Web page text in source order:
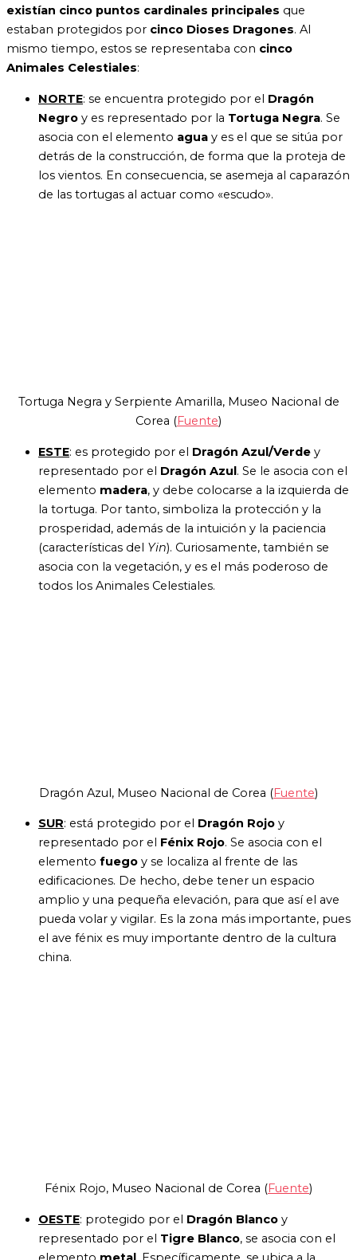
existían cinco puntos cardinales principales que
estaban protegidos por cinco Dioses Dragones. Al
mismo tiempo, estos se representaba con cinco
Animales Celestiales:
NORTE: se encuentra protegido por el Dragón
Negro y es representado por la Tortuga Negra. Se
asocia con el elemento agua y es el que se sitúa por
detrás de la construcción, de forma que la proteja de
los vientos. En consecuencia, se asemeja al caparazón
de las tortugas al actuar como «escudo».
Tortuga Negra y Serpiente Amarilla, Museo Nacional de
Corea (Fuente)
ESTE: es protegido por el Dragón Azul/Verde y
representado por el Dragón Azul. Se le asocia con el
elemento madera, y debe colocarse a la izquierda de
la tortuga. Por tanto, simboliza la protección y la
prosperidad, además de la intuición y la paciencia
(características del Yin). Curiosamente, también se
asocia con la vegetación, y es el más poderoso de
todos los Animales Celestiales.
Dragón Azul, Museo Nacional de Corea (Fuente)
SUR: está protegido por el Dragón Rojo y
representado por el Fénix Rojo. Se asocia con el
elemento fuego y se localiza al frente de las
edificaciones. De hecho, debe tener un espacio
amplio y una pequeña elevación, para que así el ave
pueda volar y vigilar. Es la zona más importante, pues
el ave fénix es muy importante dentro de la cultura
china.
Fénix Rojo, Museo Nacional de Corea (Fuente)
OESTE: protegido por el Dragón Blanco y
representado por el Tigre Blanco, se asocia con el